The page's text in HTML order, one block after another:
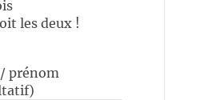
les deux !
prénom